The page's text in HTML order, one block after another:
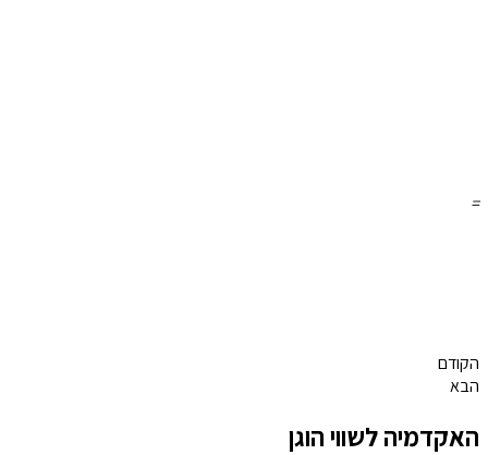
=
הקודם
הבא
האקדמיה לשווי הוגן